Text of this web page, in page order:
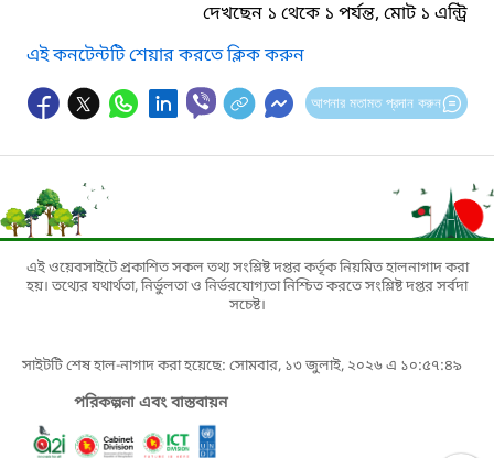
দেখছেন ১ থেকে ১ পর্যন্ত, মোট ১ এন্ট্রি
এই কনটেন্টটি শেয়ার করতে ক্লিক করুন
আপনার মতামত প্রদান করুন
এই ওয়েবসাইটে প্রকাশিত সকল তথ্য সংশ্লিষ্ট দপ্তর কর্তৃক নিয়মিত হালনাগাদ করা
হয়। তথ্যের যথার্থতা, নির্ভুলতা ও নির্ভরযোগ্যতা নিশ্চিত করতে সংশ্লিষ্ট দপ্তর সর্বদা
সচেষ্ট।
সাইটটি শেষ হাল-নাগাদ করা হয়েছে: সোমবার, ১৩ জুলাই, ২০২৬ এ ১০:৫৭:৪৯
পরিকল্পনা এবং বাস্তবায়ন